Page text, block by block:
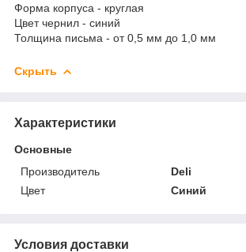
Форма корпуса - круглая
Цвет чернил - синий
Толщина письма - от 0,5 мм до 1,0 мм
Скрыть
Характеристики
Основные
Производитель
Deli
Цвет
Синий
Условия доставки